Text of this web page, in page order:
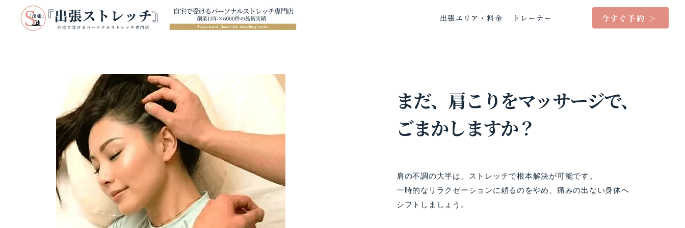
出張エリア・料金 トレーナー 今すぐ予約 ＞
まだ、肩こりをマッサージで、
ごまかしますか？
肩の不調の大半は、ストレッチで根本解決が可能です。
一時的なリラクゼーションに頼るのをやめ、痛みの出ない身体へ
シフトしましょう。